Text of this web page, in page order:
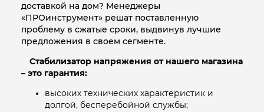
доставкой на дом? Менеджеры
«ПРОинструмент» решат поставленную
проблему в сжатые сроки, выдвинув лучшие
предложения в своем сегменте.
Стабилизатор напряжения от нашего магазина
– это гарантия:
высоких технических характеристик и
долгой, бесперебойной службы;